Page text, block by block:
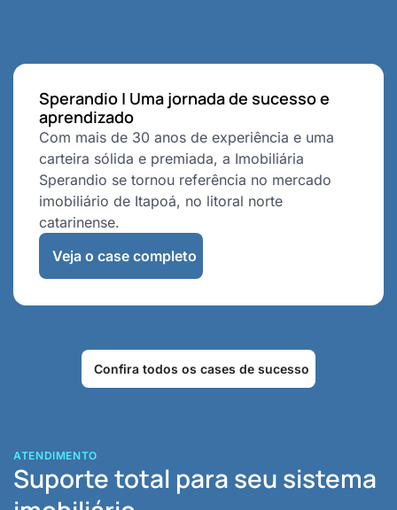
Sperandio | Uma jornada de sucesso e
aprendizado
Com mais de 30 anos de experiência e uma
carteira sólida e premiada, a Imobiliária
Sperandio se tornou referência no mercado
imobiliário de Itapoá, no litoral norte
catarinense.
Veja o case completo
Confira todos os cases de sucesso
ATENDIMENTO
Suporte total para seu sistema